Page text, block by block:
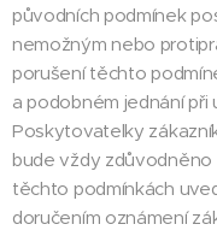
původních podmínek
nemožným nebo
porušení těchto
a podobném jednání při
Poskytovatelky
bude vždy
těchto podmínkách
doručením oznámení